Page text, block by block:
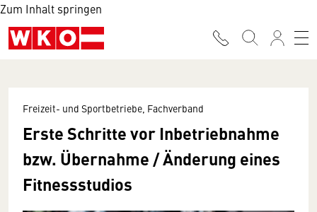
Zum Inhalt springen
Freizeit- und Sportbetriebe, Fachverband
Erste Schritte vor Inbetriebnahme
bzw. Übernahme / Änderung eines
Fitnessstudios